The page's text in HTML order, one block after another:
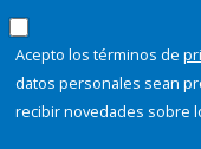
Acepto los términos de
datos personales sean
recibir novedades sobre